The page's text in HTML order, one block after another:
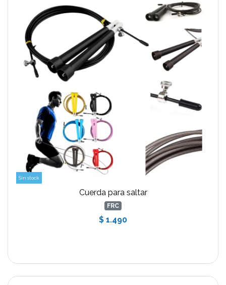
Sin stock
Cuerda para saltar
FRC
$ 1.490